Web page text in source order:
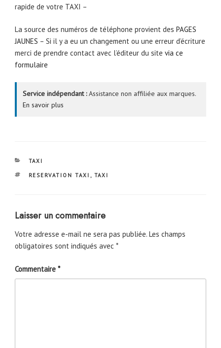
rapide de votre TAXI –
La source des numéros de téléphone provient des PAGES
JAUNES – Si il y a eu un changement ou une erreur d’écriture
merci de prendre contact avec l’éditeur du site via ce
formulaire
Service indépendant :Assistance non affiliée aux marques.
En savoir plus
CATÉGORIES
TAXI
ÉTIQUETTES
RESERVATION TAXI , TAXI
Laisser un commentaire
Votre adresse e-mail ne sera pas publiée. Les champs
obligatoires sont indiqués avec *
Commentaire *